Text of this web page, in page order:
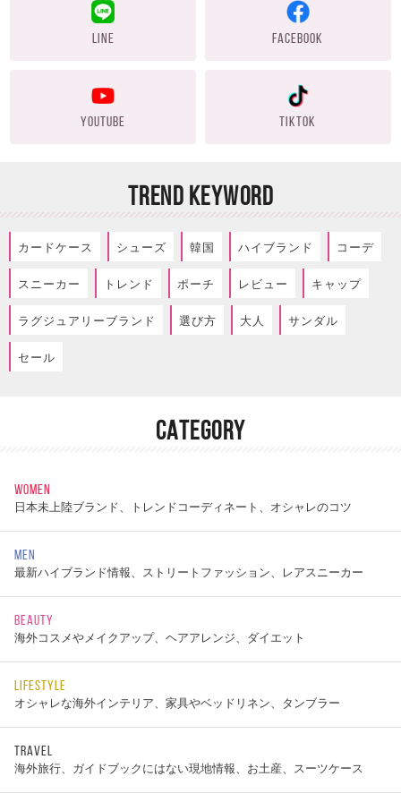
LINE FACEBOOK
YOUTUBE TIKTOK
TREND KEYWORD
カードケース シューズ 韓国 ハイブランド コーデ
スニーカー トレンド ポーチ レビュー キャップ
ラグジュアリーブランド 選び方 大人 サンダル
セール
CATEGORY
WOMEN
日本未上陸ブランド、トレンドコーディネート、オシャレのコツ
MEN
最新ハイブランド情報、ストリートファッション、レアスニーカー
BEAUTY
海外コスメやメイクアップ、ヘアアレンジ、ダイエット
LIFESTYLE
オシャレな海外インテリア、家具やベッドリネン、タンブラー
TRAVEL
海外旅行、ガイドブックにはない現地情報、お土産、スーツケース